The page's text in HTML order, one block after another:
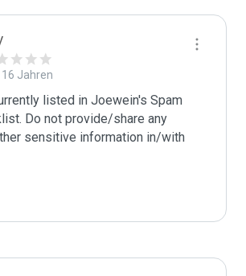
Jahren
listed in Joewein's Spam
Do not provide/share any
sensitive information in/with